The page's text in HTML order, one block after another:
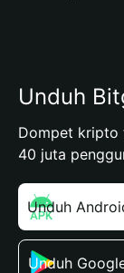
Unduh
Dompet kripto
40 juta
Unduh
Unduh